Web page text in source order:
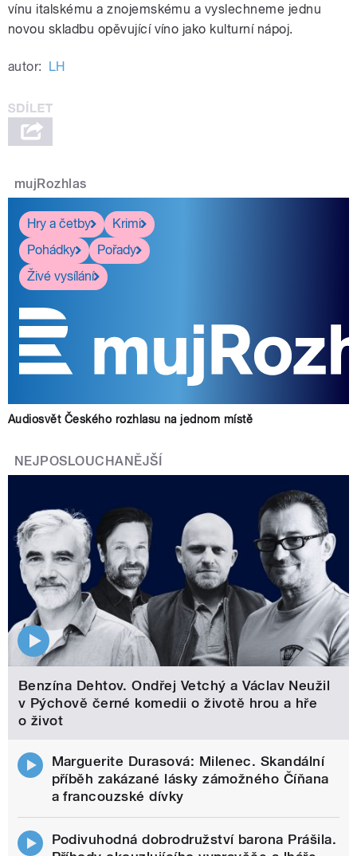
vínu italskému a znojemskému a vyslechneme jednu
novou skladbu opěvující víno jako kulturní nápoj.
autor: LH
mujRozhlas
Hry a četby
Krimi
Pohádky
Pořady
Živé vysílání
Audiosvět Českého rozhlasu na jednom místě
NEJPOSLOUCHANĚJŠÍ
Benzína Dehtov. Ondřej Vetchý a Václav Neužil
v Pýchově černé komedii o životě hrou a hře
o život
Marguerite Durasová: Milenec. Skandální
příběh zakázané lásky zámožného Číňana
a francouzské dívky
Podivuhodná dobrodružství barona Prášila.